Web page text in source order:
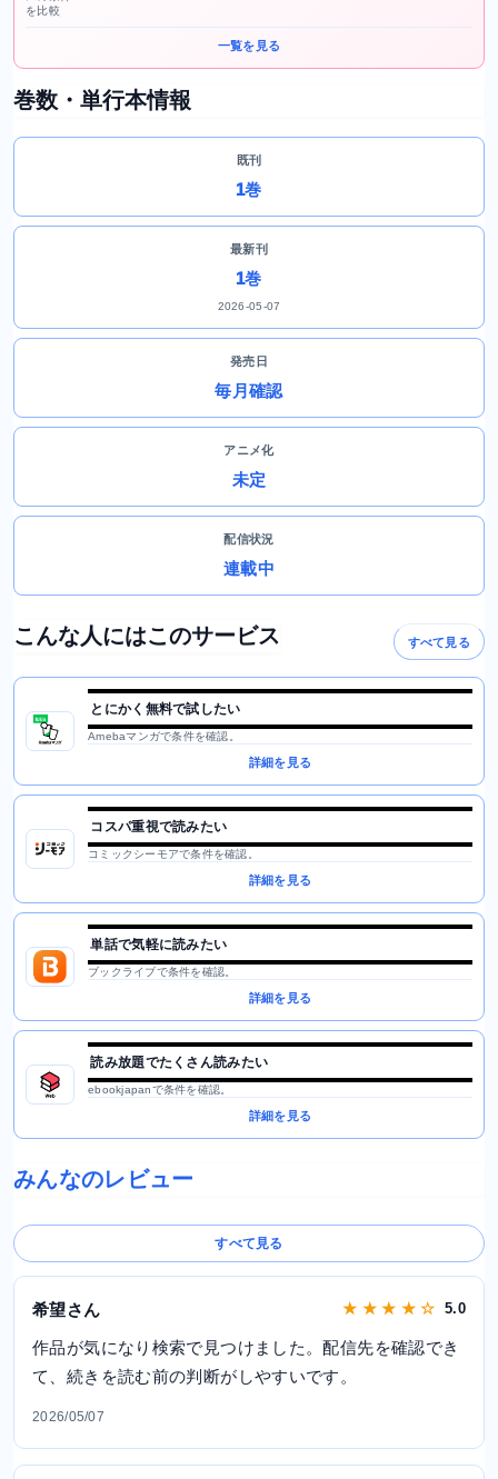
を比較
一覧を見る
巻数・単行本情報
既刊
1巻
最新刊
1巻
2026-05-07
発売日
毎月確認
アニメ化
未定
配信状況
連載中
こんな人にはこのサービス すべて見る
とにかく無料で試したい
Amebaマンガで条件を確認。
詳細を見る
コスパ重視で読みたい
コミックシーモアで条件を確認。
詳細を見る
単話で気軽に読みたい
ブックライブで条件を確認。
詳細を見る
読み放題でたくさん読みたい
ebookjapanで条件を確認。
詳細を見る
みんなのレビュー
すべて見る
希望さん ★ ★ ★ ★ ☆ 5.0
作品が気になり検索で見つけました。配信先を確認でき
て、続きを読む前の判断がしやすいです。
2026/05/07